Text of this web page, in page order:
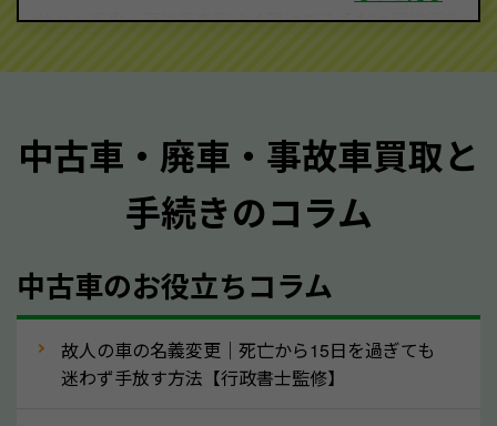
せん。廃車・事故車査定する際はできるだけ車検証を
質問させていただく内容は以下の通りとなります。
メーカー／車種
型式／グレード
走行距離（例：約〇万キロ）
車検の満了日
内装や外装の状態
中古車・廃車・事故車買取と
手続きのコラム
中古車のお役立ちコラム
故人の車の名義変更｜死亡から15日を過ぎても
迷わず手放す方法【行政書士監修】